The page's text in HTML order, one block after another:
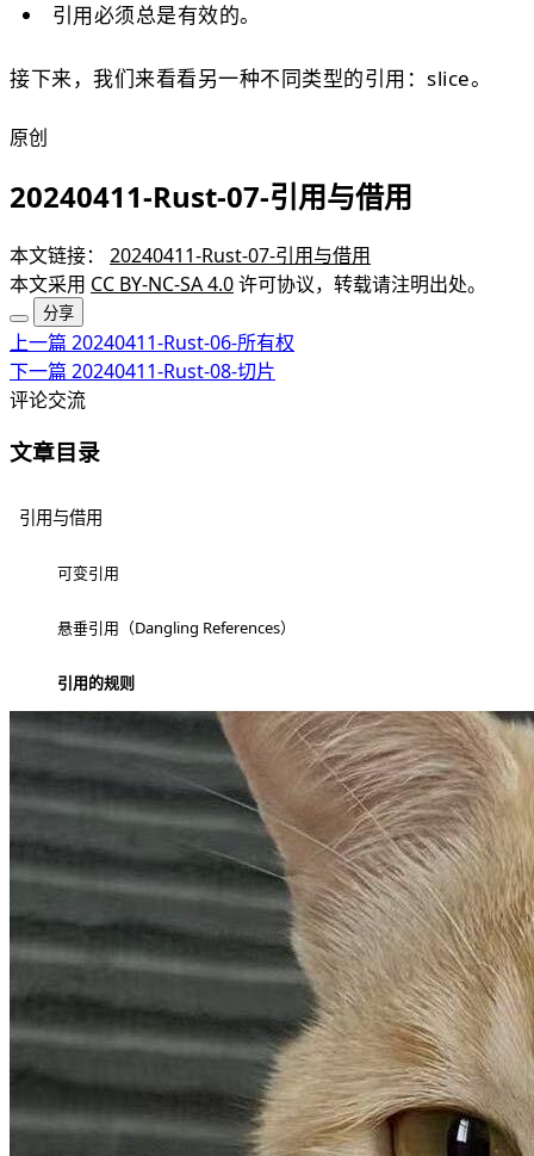
引用必须总是有效的。
接下来，我们来看看另一种不同类型的引用：slice。
原创
20240411-Rust-07-引用与借用
本文链接：
20240411-Rust-07-引用与借用
本文采用 CC BY-NC-SA 4.0许可协议，转载请注明出处。
分享
上一篇 20240411-Rust-06-所有权
下一篇 20240411-Rust-08-切片
评论交流
文章目录
引用与借用
可变引用
悬垂引用（Dangling References）
引用的规则